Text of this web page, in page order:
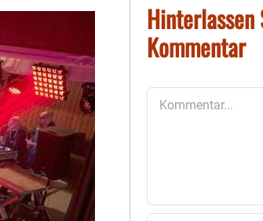
Hinterlassen
Kommentar